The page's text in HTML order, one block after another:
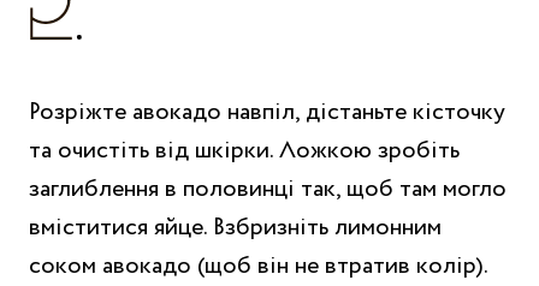
Розріжте авокадо навпіл, дістаньте кісточку
та очистіть від шкірки. Ложкою зробіть
заглиблення в половинці так, щоб там могло
вміститися яйце. Взбризніть лимонним
соком авокадо (щоб він не втратив колір).